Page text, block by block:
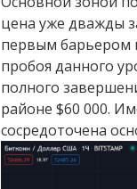
цена уже дважды
первым барьером
пробоя данного
полного
районе $60 000.
сосредоточена